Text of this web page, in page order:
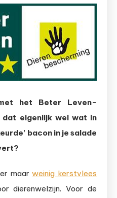
bacon
de
het Beter Leven-
dat eigenlijk wel wat in
bacon in je salade
maarweinig kerstvlees
dierenwelzijn. Voor de